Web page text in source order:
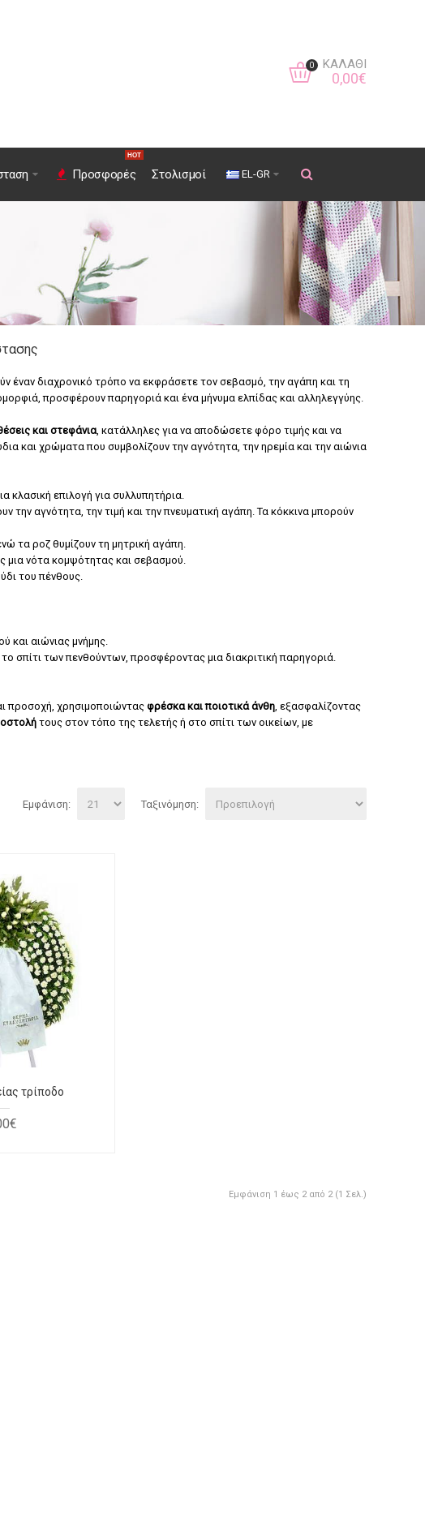
ΚΑΛΆΘΙ
0
0,00€
Προσφορές
HOT
Στολισμοί EL-GR
έναν διαχρονικό τρόπο να εκφράσετε τον σεβασμό, την αγάπη και τη
προσφέρουν παρηγοριά και ένα μήνυμα ελπίδας και αλληλεγγύης.
και στεφάνια, κατάλληλες για να αποδώσετε φόρο τιμής και να
και χρώματα που συμβολίζουν την αγνότητα, την ηρεμία και την αιώνια
κλασική επιλογή για συλλυπητήρια.
την αγνότητα, την τιμή και την πνευματική αγάπη. Τα κόκκινα μπορούν
τα ροζ θυμίζουν τη μητρική αγάπη.
μια νότα κομψότητας και σεβασμού.
του πένθους.
και αιώνιας μνήμης.
σπίτι των πενθούντων, προσφέροντας μια διακριτική παρηγοριά.
προσοχή, χρησιμοποιώντας φρέσκα και ποιοτικά άνθη, εξασφαλίζοντας
τους στον τόπο της τελετής ή στο σπίτι των οικείων, με
Εμφάνιση: Ταξινόμηση:
τρίποδο
€
Εμφάνιση 1 έως 2 από 2 (1 Σελ.)
Μπουκέτο πορτοκαλί-